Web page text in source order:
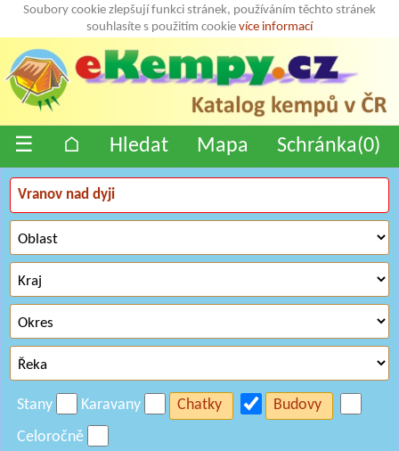
Soubory cookie zlepšují funkci stránek, používáním těchto stránek
souhlasíte s použitím cookie více informací
☰ ⌂ Hledat Mapa Schránka(0)
Stany Karavany Chatky
Budovy
Celoročně